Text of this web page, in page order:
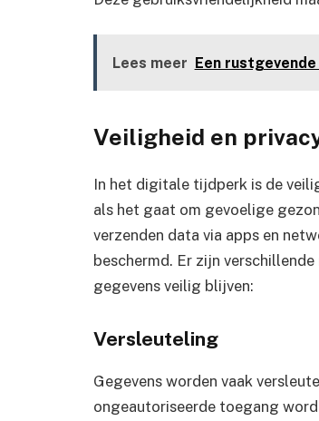
Lees meer Een
Veiligheid en
In het digitale tijdperk is de
als het gaat om gevoelige
verzenden data via apps en
beschermd. Er zijn
gegevens veilig blijven:
Versleuteling
Gegevens worden vaak
ongeautoriseerde toegang